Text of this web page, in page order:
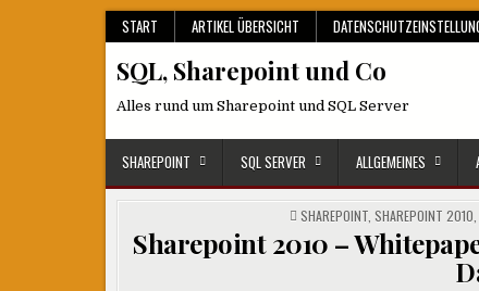
START ARTIKEL ÜBERSICHT
SQL, Sharepoint und Co
Alles rund um Sharepoint und SQL Server
SHAREPOINT SQL SERVER ALLGEMEINES
POSTED
IN
SHAREPOINT, SHAREPOINT 2010
Sharepoint 2010 –